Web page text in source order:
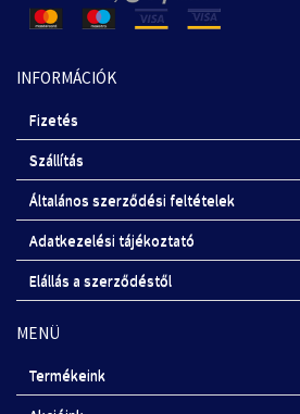
INFORMÁCIÓK
Fizetés
Szállítás
Általános szerződési feltételek
Adatkezelési tájékoztató
Elállás a szerződéstől
MENÜ
Termékeink